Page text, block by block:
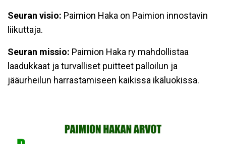
Seuran visio: Paimion Haka on Paimion innostavin
liikuttaja.
Seuran missio: Paimion Haka ry mahdollistaa
laadukkaat ja turvalliset puitteet palloilun ja
jääurheilun harrastamiseen kaikissa ikäluokissa.